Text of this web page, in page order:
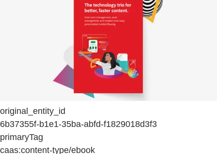
original_entity_id
6b37355f-b1e1-35ba-abfd-f1829018d3f3
primaryTag
caas:content-type/ebook